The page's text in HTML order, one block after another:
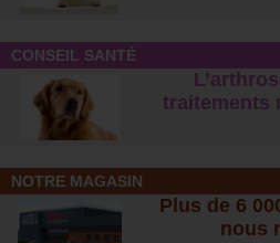
CONSEIL SANTÉ
traitements
NOTRE MAGASIN
Plus de 6
nous